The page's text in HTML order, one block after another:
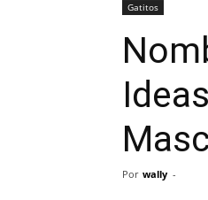
Gatitos
Por wally -